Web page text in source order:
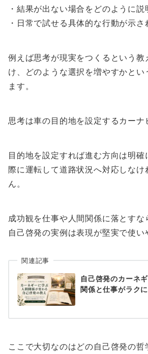
・結果が出ない場合をどのように
・日常で試せる具体的な行動が示さ
例えば思考が現実をつくるという教
け、どのような選択を増やすかとい
ます。
思考は車の目的地を設定するカーナ
目的地を設定すれば進む方向は明確
際に運転して道路状況へ対応しなけ
ん。
成功観を仕事や人間関係に落とすな
自己啓発の実例は表現が堅実で使い
関連記事
自己啓発のカーネ
関係と仕事がラク
ここで大切なのはどの自己啓発の哲